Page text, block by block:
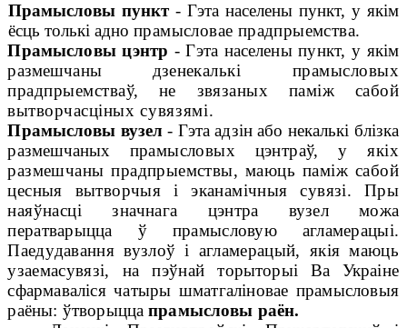
Прамысловы пункт - Гэта населены пункт, у якім
ёсць толькі адно прамысловае прадпрыемства.
Прамысловы цэнтр - Гэта населены пункт, у якім
размешчаны дзенекалькі прамысловых
прадпрыемстваў, не звязаных паміж сабой
вытворчасціных сувязямі.
Прамысловы вузел- Гэта адзін або некалькі блізка
размешчаных прамысловых цэнтраў, у якіх
размешчаны прадпрыемствы, маюць паміж сабой
цесныя вытворчыя і эканамічныя сувязі. Пры
наяўнасці значнага цэнтра вузел можа
ператварыцца ў прамысловую агламерацыі.
Паедудавання вузлоў і агламерацый, якія маюць
узаемасувязі, на пэўнай торыторыі Ва Украіне
сфармаваліся чатыры шматгаліновае прамысловыя
раёны: ўтворыццапрамысловы раён.